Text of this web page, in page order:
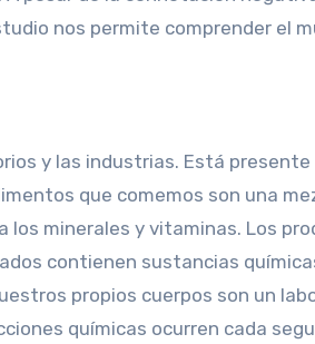
nos permite comprender el
y las industrias. Está
que comemos son una
minerales y vitaminas. Los
contienen sustancias
propios cuerpos son un
químicas ocurren cada